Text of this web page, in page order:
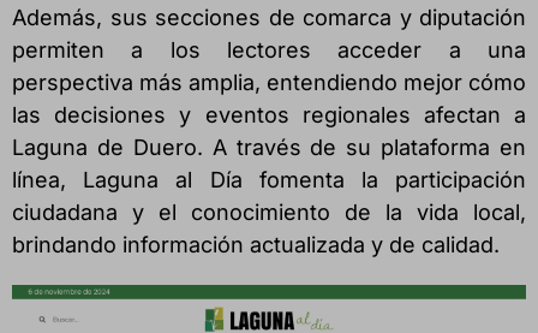
Además, sus secciones de comarca y diputación
permiten a los lectores acceder a una
perspectiva más amplia, entendiendo mejor cómo
las decisiones y eventos regionales afectan a
Laguna de Duero. A través de su plataforma en
línea, Laguna al Día fomenta la participación
ciudadana y el conocimiento de la vida local,
brindando información actualizada y de calidad.